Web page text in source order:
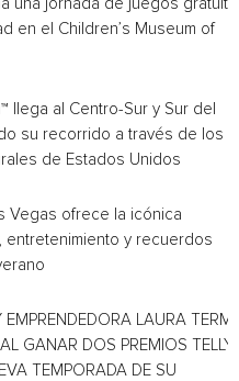
una jornada de juegos gratuita
en el Children’s Museum of
llega al Centro-Sur y Sur del
su recorrido a través de los
de Estados Unidos
Vegas ofrece la icónica
entretenimiento y recuerdos
EMPRENDEDORA LAURA
GANAR DOS PREMIOS TELLY
TEMPORADA DE SU